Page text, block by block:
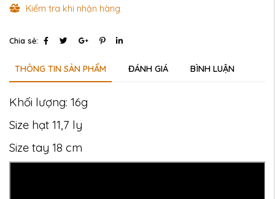
Kiểm tra khi nhận hàng
Chia sẻ:
THÔNG TIN SẢN PHẨM ĐÁNH GIÁ BÌNH LUẬN
Khối lượng: 16g
Size hạt 11,7 ly
Size tay 18 cm